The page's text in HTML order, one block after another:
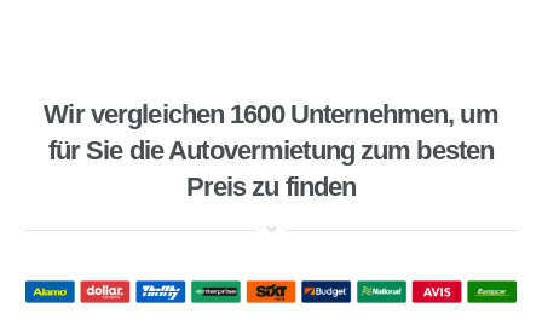
Wir vergleichen 1600 Unternehmen, um
für Sie die Autovermietung zum besten
Preis zu finden